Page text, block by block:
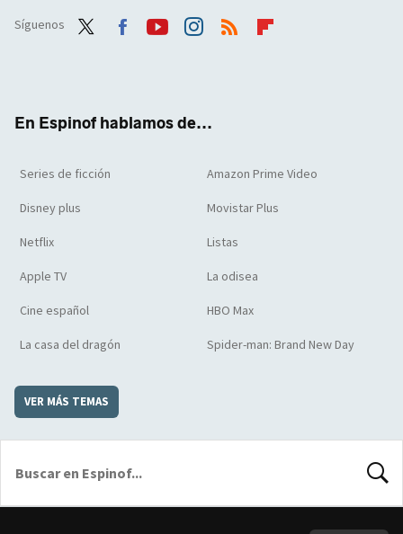
Síguenos
En Espinof hablamos de...
Series de ficción Amazon Prime Video
Disney plus Movistar Plus
Netflix Listas
Apple TV La odisea
Cine español HBO Max
La casa del dragón Spider-man: Brand New Day
VER MÁS TEMAS